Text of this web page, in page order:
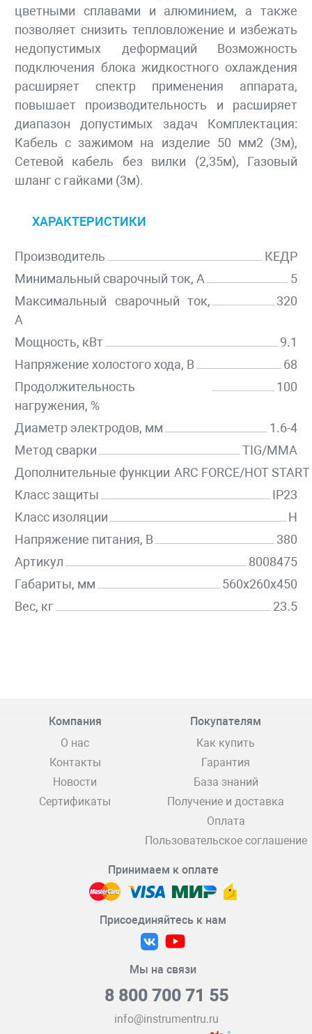
цветными сплавами и алюминием, а также
позволяет снизить тепловложение и избежать
недопустимых деформаций Возможность
подключения блока жидкостного охлаждения
расширяет спектр применения аппарата,
повышает производительность и расширяет
диапазон допустимых задач Комплектация:
Кабель с зажимом на изделие 50 мм2 (3м),
Сетевой кабель без вилки (2,35м), Газовый
шланг с гайками (3м).
ХАРАКТЕРИСТИКИ
Производитель
КЕДР
Минимальный сварочный ток, А
5
Максимальный сварочный ток,
А
320
Мощность, кВт
9.1
Напряжение холостого хода, В
68
Продолжительность
нагружения, %
100
Диаметр электродов, мм
1.6-4
Метод сварки
TIG/MMA
Дополнительные функции ARC FORCE/HOT START
Класс защиты
IP23
Класс изоляции
H
Напряжение питания, В
380
Артикул
8008475
Габариты, мм
560х260х450
Вес, кг
23.5
Компания
О нас
Контакты
Новости
Сертификаты
Покупателям
Как купить
Гарантия
База знаний
Получение и доставка
Оплата
Пользовательское соглашение
Принимаем к оплате
Присоединяйтесь к нам
Мы на связи
8 800 700 71 55
info@instrumentru.ru